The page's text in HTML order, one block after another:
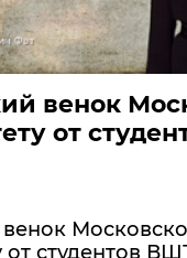
венок
от
от студентов